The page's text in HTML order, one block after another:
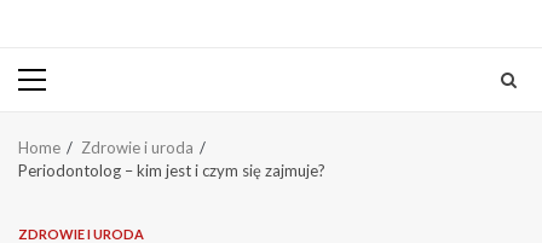
Primary
Home
Zdrowie i uroda
Periodontolog – kim jest i czym się zajmuje?
ZDROWIE I URODA